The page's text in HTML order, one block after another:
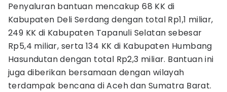
Penyaluran bantuan mencakup 68 KK di
Kabupaten Deli Serdang dengan total Rp1,1 miliar,
249 KK di Kabupaten Tapanuli Selatan sebesar
Rp5,4 miliar, serta 134 KK di Kabupaten Humbang
Hasundutan dengan total Rp2,3 miliar. Bantuan ini
juga diberikan bersamaan dengan wilayah
terdampak bencana di Aceh dan Sumatra Barat.